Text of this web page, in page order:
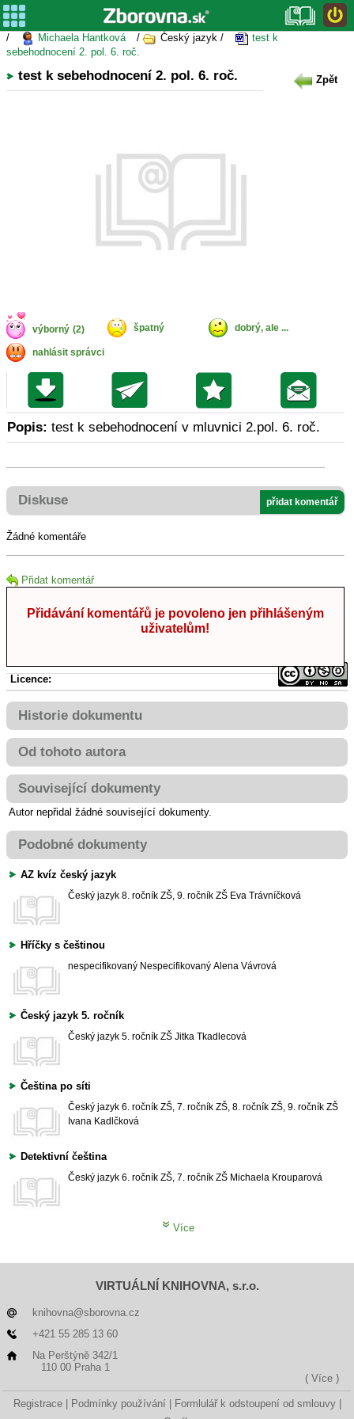
/ Michaela Hantková / Český jazyk /
test k
sebehodnocení 2. pol. 6. roč.
test k sebehodnocení 2. pol. 6. roč. Zpět
výborný (2) špatný dobrý, ale ...
nahlásit správci
Popis: test k sebehodnocení v mluvnici 2.pol. 6. roč.
Diskuse přidat komentář
Žádné komentáře
Přidat komentář
Přidávání komentářů je povoleno jen přihlášeným
uživatelům!
Licence:
Historie dokumentu
Od tohoto autora
Související dokumenty
Autor nepřidal žádné související dokumenty.
Podobné dokumenty
AZ kvíz český jazyk
Český jazyk 8. ročník ZŠ, 9. ročník ZŠ Eva Trávníčková
Hříčky s češtinou
nespecifikovaný Nespecifikovaný Alena Vávrová
Český jazyk 5. ročník
Český jazyk 5. ročník ZŠ Jitka Tkadlecová
Čeština po síti
Český jazyk 6. ročník ZŠ, 7. ročník ZŠ, 8. ročník ZŠ, 9. ročník ZŠ
Ivana Kadlčková
Detektivní čeština
Český jazyk 6. ročník ZŠ, 7. ročník ZŠ Michaela Krouparová
Více
VIRTUÁLNÍ KNIHOVNA, s.r.o.
knihovna@sborovna.cz
+421 55 285 13 60
Na Perštýně 342/1
110 00 Praha 1
( Více )
Registrace Podmínky používání
Formlulář k odstoupení od smlouvy